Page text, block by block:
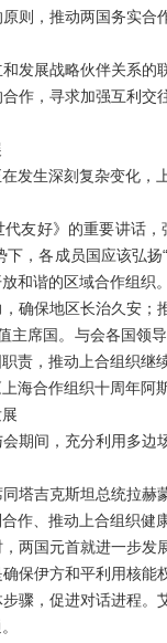
则，推动两国务实
展战略伙伴关系的
作，寻求加强互利
生深刻复杂变化，
好》的重要讲话，
，各成员国应该弘
和谐的区域合作组
确保地区长治久安
主席国。与会各国领
责，推动上合组织继
合作组织十周年阿
间，充分利用多边
吉克斯坦总统拉赫
作、推动上合组织健
国元首就进一步发
保伊方和平利用核
骤，促进对话进程